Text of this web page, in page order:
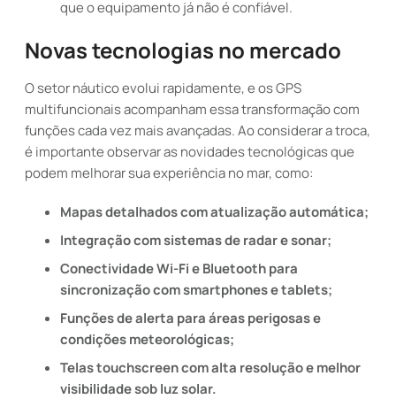
que o equipamento já não é confiável.
Novas tecnologias no mercado
O setor náutico evolui rapidamente, e os GPS
multifuncionais acompanham essa transformação com
funções cada vez mais avançadas. Ao considerar a troca,
é importante observar as novidades tecnológicas que
podem melhorar sua experiência no mar, como:
Mapas detalhados com atualização automática;
Integração com sistemas de radar e sonar;
Conectividade Wi-Fi e Bluetooth para
sincronização com smartphones e tablets;
Funções de alerta para áreas perigosas e
condições meteorológicas;
Telas touchscreen com alta resolução e melhor
visibilidade sob luz solar.